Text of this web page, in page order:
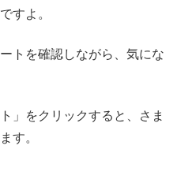
すよ。
トを確認しながら、気にな
」をクリックすると、さま
す。